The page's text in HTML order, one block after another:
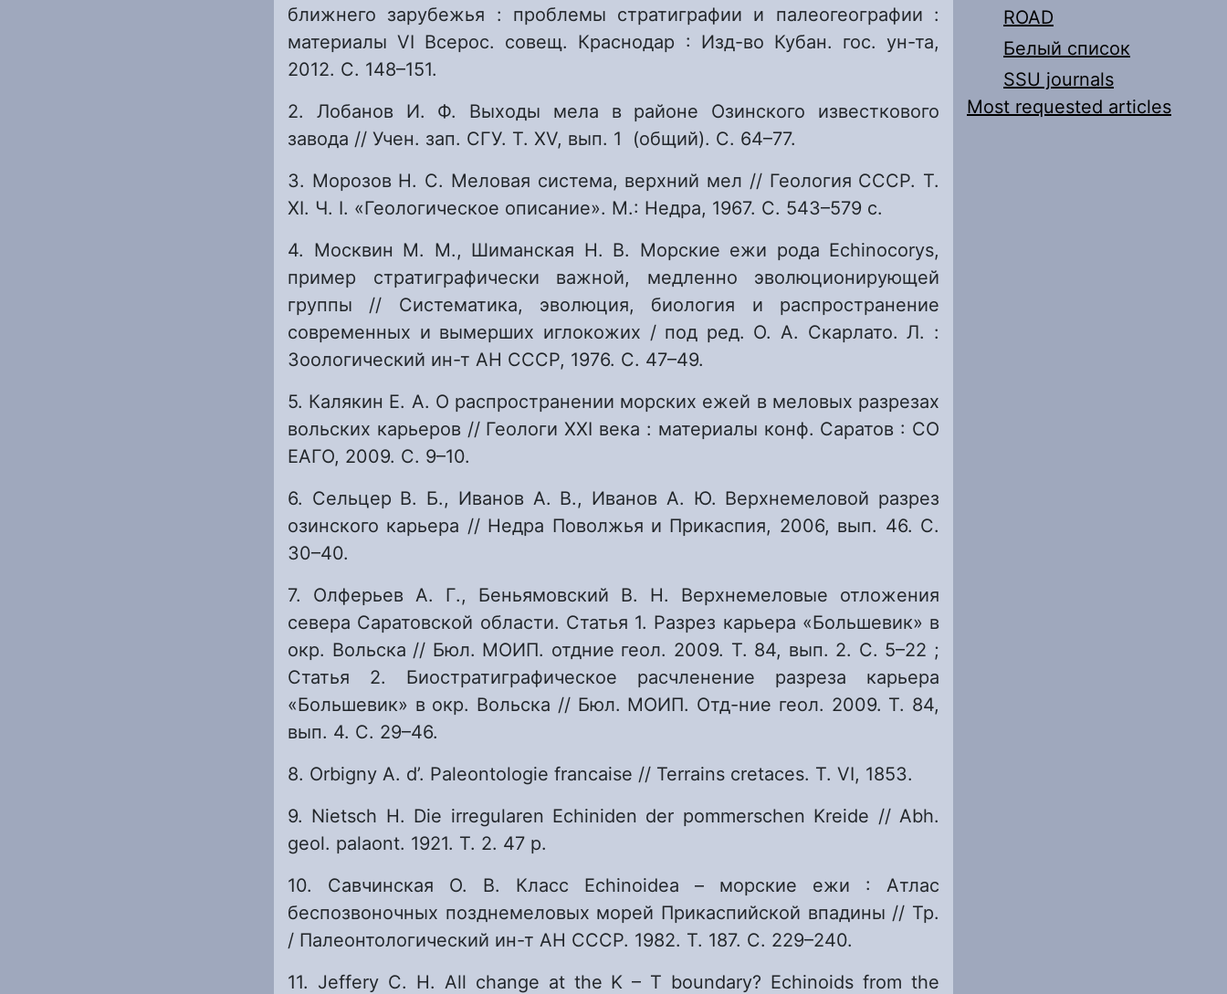
ближнего зарубежья : проблемы стратиграфии и палеогеографии :
материалы VI Всерос. совещ. Краснодар : Изд-во Кубан. гос. ун-та,
2012. С. 148–151.
2. Лобанов И. Ф. Выходы мела в районе Озинского известкового
завода // Учен. зап. СГУ. Т. XV, вып. 1 (общий). С. 64–77.
3. Морозов Н. С. Меловая система, верхний мел // Геология СССР. Т.
XI. Ч. I. «Геологическое описание». М.: Недра, 1967. С. 543–579 с.
4. Москвин М. М., Шиманская Н. В. Морские ежи рода Echinocorys,
пример стратиграфически важной, медленно эволюционирующей
группы // Систематика, эволюция, биология и распространение
современных и вымерших иглокожих / под ред. О. А. Скарлато. Л. :
Зоологический ин-т АН СССР, 1976. С. 47–49.
5. Калякин Е. А. О распространении морских ежей в меловых разрезах
вольских карьеров // Геологи ХХI века : материалы конф. Саратов : СО
ЕАГО, 2009. С. 9–10.
6. Сельцер В. Б., Иванов А. В., Иванов А. Ю. Верхнемеловой разрез
озинского карьера // Недра Поволжья и Прикаспия, 2006, вып. 46. С.
30–40.
7. Олферьев А. Г., Беньямовский В. Н. Верхнемеловые отложения
севера Саратовской области. Статья 1. Разрез карьера «Большевик» в
окр. Вольска // Бюл. МОИП. отдние геол. 2009. Т. 84, вып. 2. С. 5–22 ;
Статья 2. Биостратиграфическое расчленение разреза карьера
«Большевик» в окр. Вольска // Бюл. МОИП. Отд-ние геол. 2009. Т. 84,
вып. 4. С. 29–46.
8. Orbigny A. d’. Paleontologie francaise // Terrains cretaces. T. VI, 1853.
9. Nietsch H. Die irregularen Echiniden der pommerschen Kreide // Abh.
geol. palaont. 1921. T. 2. 47 p.
10. Савчинская О. В. Класс Echinoidea – морские ежи : Атлас
беспозвоночных позднемеловых морей Прикаспийской впадины // Тр.
/ Палеонтологический ин-т АН СССР. 1982. Т. 187. С. 229–240.
11. Jeffery C. H. All change at the K – T boundary? Echinoids from the
ROAD
Белый список
SSU journals
Most requested articles